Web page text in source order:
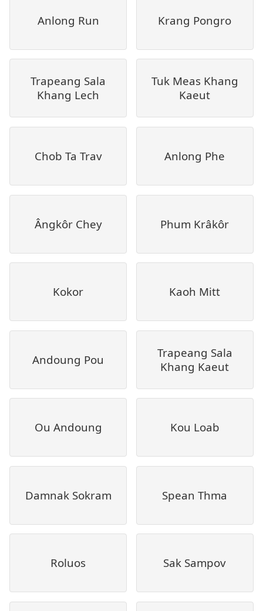
Anlong Run Krang Pongro
Trapeang Sala
Khang Lech
Tuk Meas Khang
Kaeut
Chob Ta Trav Anlong Phe
Ângkôr Chey Phum Krâkôr
Kokor Kaoh Mitt
Andoung Pou
Trapeang Sala
Khang Kaeut
Ou Andoung Kou Loab
Damnak Sokram Spean Thma
Roluos Sak Sampov